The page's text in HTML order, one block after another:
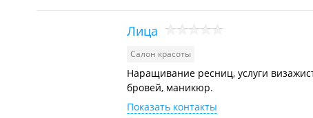
Лица
Салон красоты
Наращивание ресниц, услуги
бровей, маникюр.
Показать контакты